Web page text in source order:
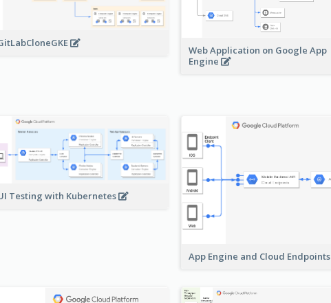
Web Application on Google App
Engine
Testing with Kubernetes
App Engine and Cloud Endpoints